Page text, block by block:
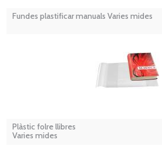
Fundes plastificar manuals Varies mides
Plàstic folre llibres
Varies mides